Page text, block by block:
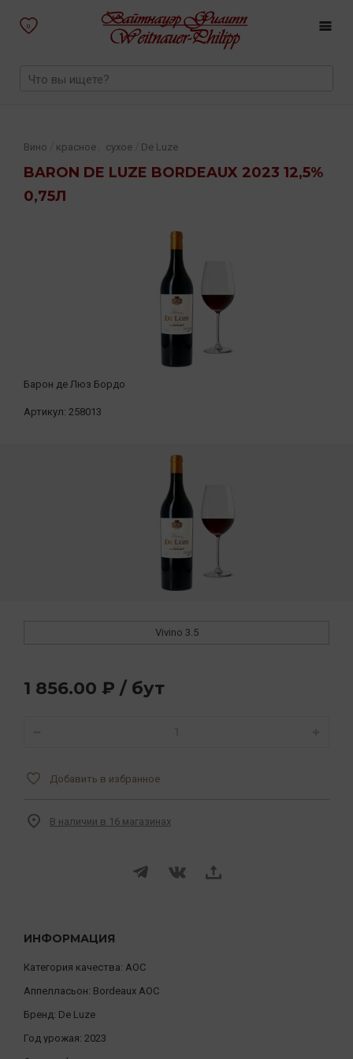
0
BARON DE LUZE BORDEAUX 2023 12,5%
0,75Л
Вино красное сухое De Luze
Барон де Люз Бордо
Артикул: 258013
Vivino 3.5
ИНФОРМАЦИЯ
Категория качества: AOC
Аппелласьон: Bordeaux AOC
Бренд: De Luze
Год урожая: 2023
1 856.00 ₽ / бут
Добавить в избранное
В наличии в 16 магазинах